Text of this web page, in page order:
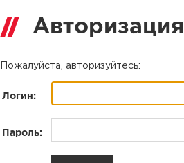
Авторизация
Пожалуйста, авторизуйтесь:
Логин:
Пароль: